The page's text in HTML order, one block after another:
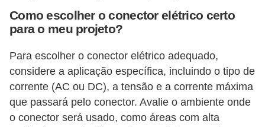
Como escolher o conector elétrico certo
para o meu projeto?
Para escolher o conector elétrico adequado,
considere a aplicação específica, incluindo o tipo de
corrente (AC ou DC), a tensão e a corrente máxima
que passará pelo conector. Avalie o ambiente onde
o conector será usado, como áreas com alta